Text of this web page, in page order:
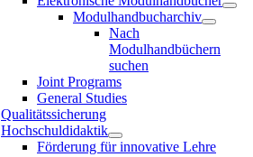
Modulhandbucharchiv
Nach
Modulhandbüchern
suchen
Joint Programs
General Studies
Qualitätssicherung
Hochschuldidaktik
Förderung für innovative Lehre